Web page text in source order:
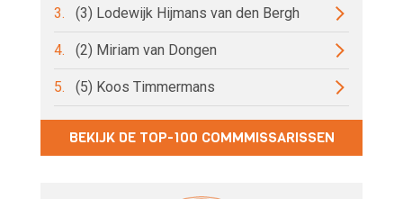
3. (3) Lodewijk Hijmans van den Bergh
4. (2) Miriam van Dongen
5. (5) Koos Timmermans
BEKIJK DE TOP-100 COMMMISSARISSEN